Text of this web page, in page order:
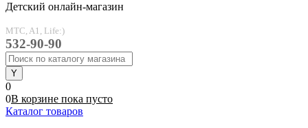
Детский онлайн-магазин
MTC, A1, Life:)
532-90-90
0
0В корзине пока пусто
Каталог товаров